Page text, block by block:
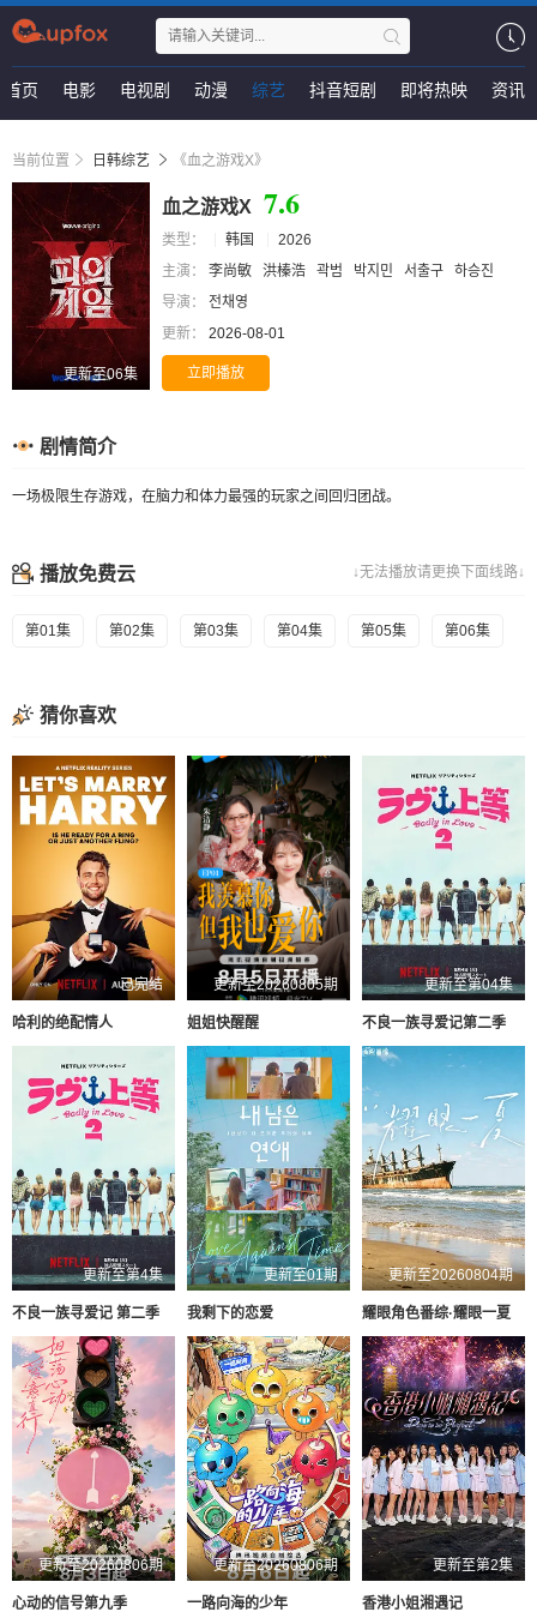
首页 电影 电视剧 动漫 综艺 抖音短剧 即将热映 资讯
当前位置 日韩综艺 《血之游戏X》
更新至06集
血之游戏X 7.6
类型： 韩国
2026
主演：
李尚敏 洪榛浩 곽범 박지민 서출구
하승진
导演：
전채영
更新：
2026-08-01
立即播放
剧情简介
一场极限生存游戏，在脑力和体力最强的玩家之间回归团战。
↓无法播放请更换下面线路↓
播放免费云
第01集 第02集 第03集 第04集 第05集 第06集
猜你喜欢
已完结
哈利的绝配情人
更新至20260805期
姐姐快醒醒
更新至第04集
不良一族寻爱记第二季
更新至第4集
不良一族寻爱记 第二季
更新至01期
我剩下的恋爱
更新至20260804期
耀眼角色番综·耀眼一夏
更新至20260806期
心动的信号第九季
更新至20260806期
一路向海的少年
更新至第2集
香港小姐湘遇记